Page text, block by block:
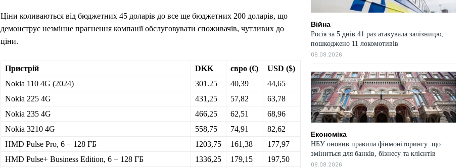
Ціни коливаються від бюджетних 45 доларів до все ще бюджетних 200 доларів, що
демонструє незмінне прагнення компанії обслуговувати споживачів, чутливих до
ціни.
Пристрій DKK євро (€)
USD ($)
Nokia 110 4G (2024)
301.25 40,39
44,65
Nokia 225 4G
431,25 57,82
63,78
Nokia 235 4G
466,25 62,51
68,96
Nokia 3210 4G
558,75 74,91
82,62
HMD Pulse Pro, 6 + 128 ГБ
1203,75 161,38
177,97
HMD Pulse+ Business Edition, 6 + 128 ГБ
1336,25 179,15
197,50
Війна
Росія за 5 днів 41 раз атакувала залізницю,
пошкоджено 11 локомотивів
08.08.2026
Економіка
НБУ оновив правила фінмоніторингу: що
зміниться для банків, бізнесу та клієнтів
08.08.2026